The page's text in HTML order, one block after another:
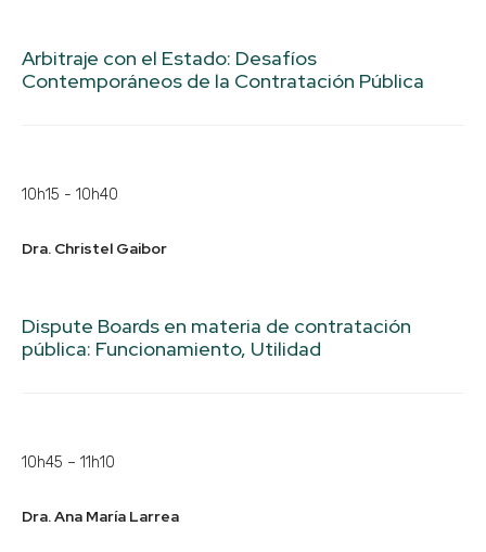
Arbitraje con el Estado: Desafíos
Contemporáneos de la Contratación Pública
10h15 - 10h40
Dra. Christel Gaibor
Dispute Boards en materia de contratación
pública: Funcionamiento, Utilidad
10h45 – 11h10
Dra. Ana María Larrea